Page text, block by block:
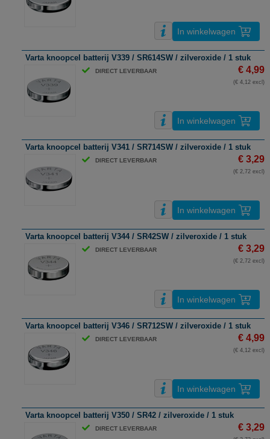
In winkelwagen
Varta knoopcel batterij V339 / SR614SW / zilveroxide / 1 stuk
DIRECT LEVERBAAR € 4,99
(€ 4,12 excl)
In winkelwagen
Varta knoopcel batterij V341 / SR714SW / zilveroxide / 1 stuk
DIRECT LEVERBAAR € 3,29
(€ 2,72 excl)
In winkelwagen
Varta knoopcel batterij V344 / SR42SW / zilveroxide / 1 stuk
DIRECT LEVERBAAR € 3,29
(€ 2,72 excl)
In winkelwagen
Varta knoopcel batterij V346 / SR712SW / zilveroxide / 1 stuk
DIRECT LEVERBAAR € 4,99
(€ 4,12 excl)
In winkelwagen
Varta knoopcel batterij V350 / SR42 / zilveroxide / 1 stuk
DIRECT LEVERBAAR € 3,29